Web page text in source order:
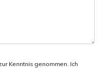
Kenntnis genommen. Ich